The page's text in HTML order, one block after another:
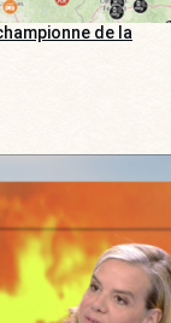
de la